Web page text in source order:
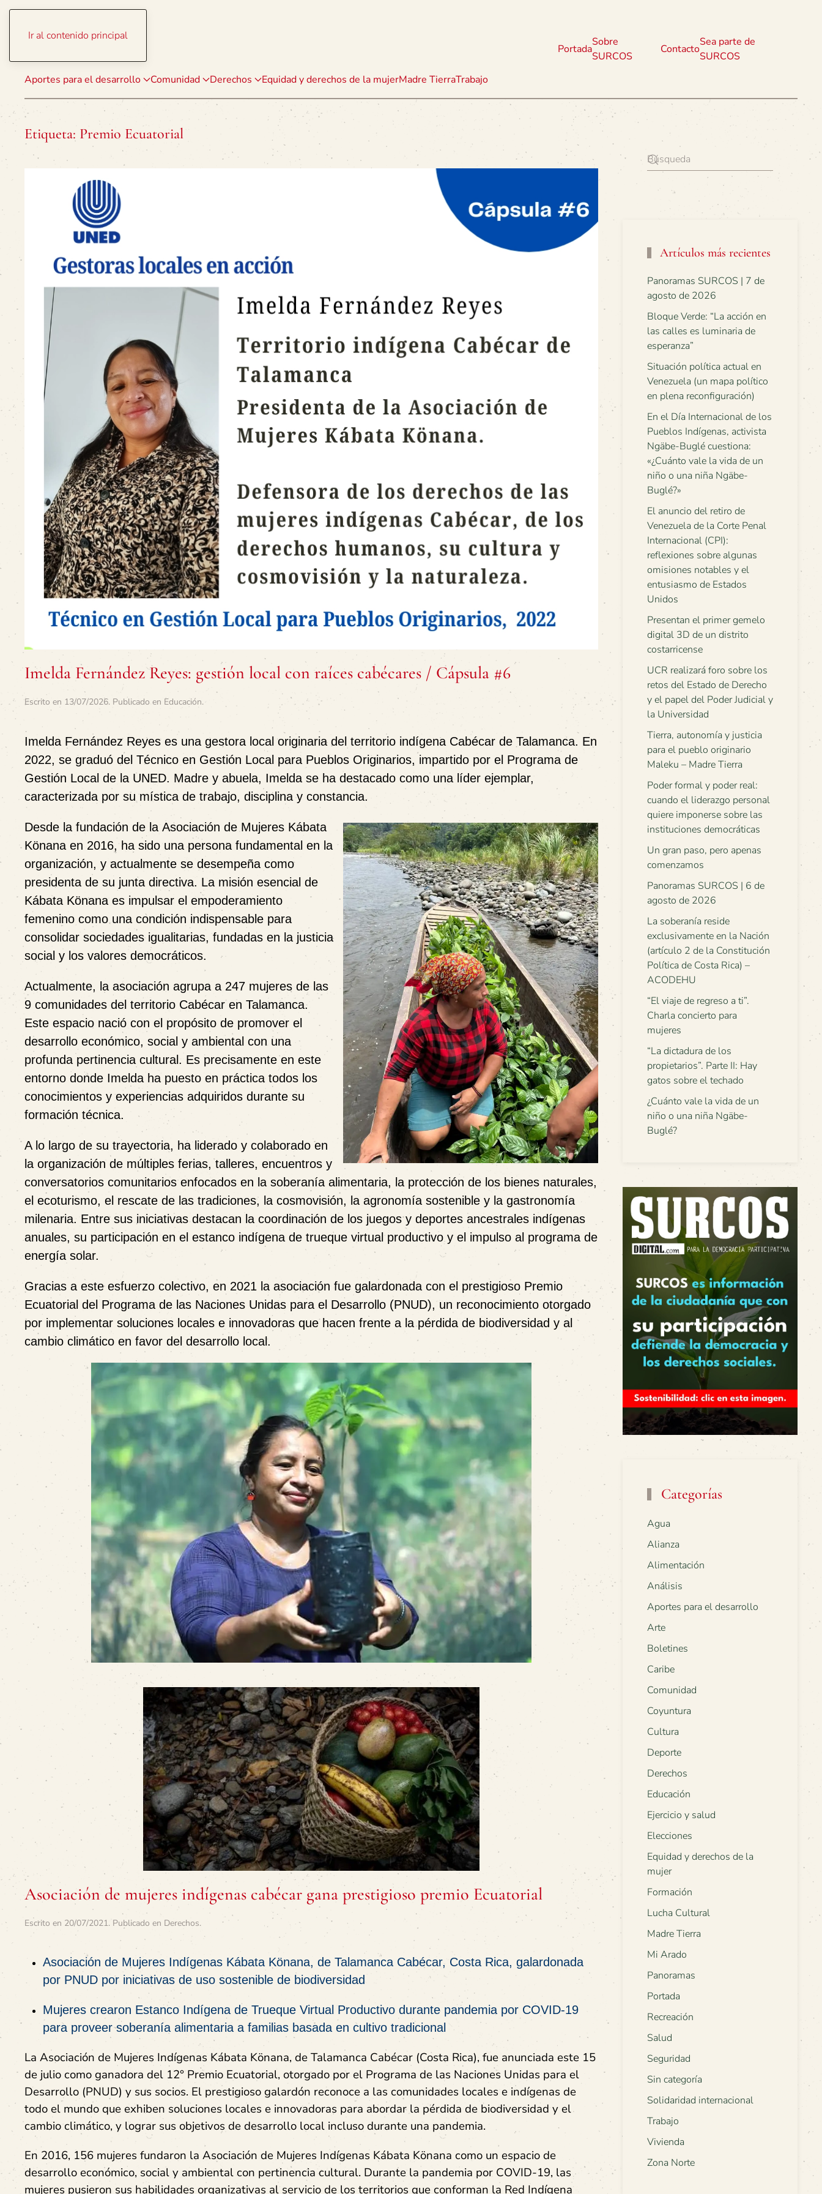
Ir al contenido principal
Aportes para el desarrollo Comunidad Derechos Equidad y derechos de la mujerMadre TierraTrabajo
Portada
Sobre
SURCOS
Contacto
Sea parte de
SURCOS
Etiqueta: Premio Ecuatorial
Imelda Fernández Reyes: gestión local con raíces cabécares / Cápsula #6
Escrito en 13/07/2026. Publicado en Educación.
Imelda Fernández Reyes es una gestora local originaria del territorio indígena Cabécar de Talamanca. En
2022, se graduó del Técnico en Gestión Local para Pueblos Originarios, impartido por el Programa de
Gestión Local de la UNED. Madre y abuela, Imelda se ha destacado como una líder ejemplar,
caracterizada por su mística de trabajo, disciplina y constancia.
Desde la fundación de la Asociación de Mujeres Kábata
Könana en 2016, ha sido una persona fundamental en la
organización, y actualmente se desempeña como
presidenta de su junta directiva. La misión esencial de
Kábata Könana es impulsar el empoderamiento
femenino como una condición indispensable para
consolidar sociedades igualitarias, fundadas en la justicia
social y los valores democráticos.
Actualmente, la asociación agrupa a 247 mujeres de las
9 comunidades del territorio Cabécar en Talamanca.
Este espacio nació con el propósito de promover el
desarrollo económico, social y ambiental con una
profunda pertinencia cultural. Es precisamente en este
entorno donde Imelda ha puesto en práctica todos los
conocimientos y experiencias adquiridos durante su
formación técnica.
A lo largo de su trayectoria, ha liderado y colaborado en
la organización de múltiples ferias, talleres, encuentros y
conversatorios comunitarios enfocados en la soberanía alimentaria, la protección de los bienes naturales,
el ecoturismo, el rescate de las tradiciones, la cosmovisión, la agronomía sostenible y la gastronomía
milenaria. Entre sus iniciativas destacan la coordinación de los juegos y deportes ancestrales indígenas
anuales, su participación en el estanco indígena de trueque virtual productivo y el impulso al programa de
energía solar.
Gracias a este esfuerzo colectivo, en 2021 la asociación fue galardonada con el prestigioso Premio
Ecuatorial del Programa de las Naciones Unidas para el Desarrollo (PNUD), un reconocimiento otorgado
por implementar soluciones locales e innovadoras que hacen frente a la pérdida de biodiversidad y al
cambio climático en favor del desarrollo local.
Asociación de mujeres indígenas cabécar gana prestigioso premio Ecuatorial
Escrito en 20/07/2021. Publicado en Derechos.
Asociación de Mujeres Indígenas Kábata Könana, de Talamanca Cabécar, Costa Rica, galardonada
por PNUD por iniciativas de uso sostenible de biodiversidad
Mujeres crearon Estanco Indígena de Trueque Virtual Productivo durante pandemia por COVID-19
para proveer soberanía alimentaria a familias basada en cultivo tradicional
La Asociación de Mujeres Indígenas Kábata Könana, de Talamanca Cabécar (Costa Rica), fue anunciada este 15
de julio como ganadora del 12° Premio Ecuatorial, otorgado por el Programa de las Naciones Unidas para el
Desarrollo (PNUD) y sus socios. El prestigioso galardón reconoce a las comunidades locales e indígenas de
todo el mundo que exhiben soluciones locales e innovadoras para abordar la pérdida de biodiversidad y el
cambio climático, y lograr sus objetivos de desarrollo local incluso durante una pandemia.
En 2016, 156 mujeres fundaron la Asociación de Mujeres Indígenas Kábata Könana como un espacio de
desarrollo económico, social y ambiental con pertinencia cultural. Durante la pandemia por COVID-19, las
mujeres pusieron sus habilidades organizativas al servicio de los territorios que conforman la Red Indígena
Artículos más recientes
Panoramas SURCOS | 7 de
agosto de 2026
Bloque Verde: “La acción en
las calles es luminaria de
esperanza”
Situación política actual en
Venezuela (un mapa político
en plena reconfiguración)
En el Día Internacional de los
Pueblos Indígenas, activista
Ngäbe-Buglé cuestiona:
«¿Cuánto vale la vida de un
niño o una niña Ngäbe-
Buglé?»
El anuncio del retiro de
Venezuela de la Corte Penal
Internacional (CPI):
reflexiones sobre algunas
omisiones notables y el
entusiasmo de Estados
Unidos
Presentan el primer gemelo
digital 3D de un distrito
costarricense
UCR realizará foro sobre los
retos del Estado de Derecho
y el papel del Poder Judicial y
la Universidad
Tierra, autonomía y justicia
para el pueblo originario
Maleku – Madre Tierra
Poder formal y poder real:
cuando el liderazgo personal
quiere imponerse sobre las
instituciones democráticas
Un gran paso, pero apenas
comenzamos
Panoramas SURCOS | 6 de
agosto de 2026
La soberanía reside
exclusivamente en la Nación
(artículo 2 de la Constitución
Política de Costa Rica) –
ACODEHU
“El viaje de regreso a ti”.
Charla concierto para
mujeres
“La dictadura de los
propietarios”. Parte II: Hay
gatos sobre el techado
¿Cuánto vale la vida de un
niño o una niña Ngäbe-
Buglé?
Categorías
Agua
Alianza
Alimentación
Análisis
Aportes para el desarrollo
Arte
Boletines
Caribe
Comunidad
Coyuntura
Cultura
Deporte
Derechos
Educación
Ejercicio y salud
Elecciones
Equidad y derechos de la
mujer
Formación
Lucha Cultural
Madre Tierra
Mi Arado
Panoramas
Portada
Recreación
Salud
Seguridad
Sin categoría
Solidaridad internacional
Trabajo
Vivienda
Zona Norte